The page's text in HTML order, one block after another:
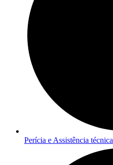
Perícia e Assistência técnica